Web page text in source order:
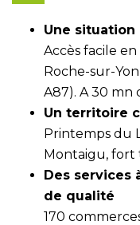
Une
Accès facile
Roche-sur-
A87). A 30 mn
Un territoire
Printemps du
Montaigu, fort
Des services
de qualité
170